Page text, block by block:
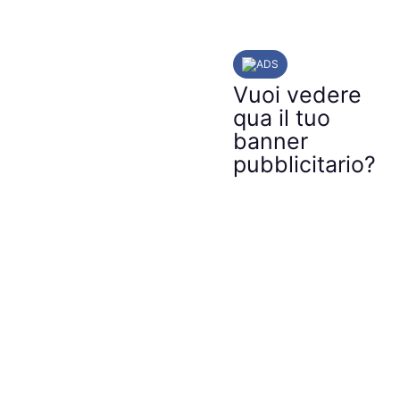
ADS
Vuoi vedere
qua il tuo
banner
pubblicitario?